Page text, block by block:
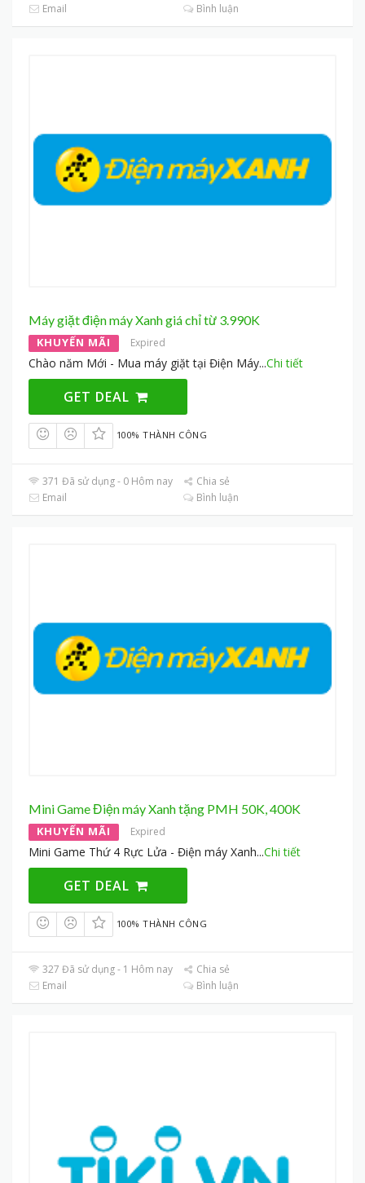
Email Bình luận
Máy giặt điện máy Xanh giá chỉ từ 3.990K
KHUYẾN MÃI Expired
Chào năm Mới - Mua máy giặt tại Điện Máy...Chi tiết
GET DEAL
100% THÀNH CÔNG
371 Đã sử dụng - 0 Hôm nay
Chia sẻ
Email
Bình luận
Mini Game Điện máy Xanh tặng PMH 50K, 400K
KHUYẾN MÃI Expired
Mini Game Thứ 4 Rực Lửa - Điện máy Xanh...Chi tiết
GET DEAL
100% THÀNH CÔNG
327 Đã sử dụng - 1 Hôm nay
Chia sẻ
Email
Bình luận